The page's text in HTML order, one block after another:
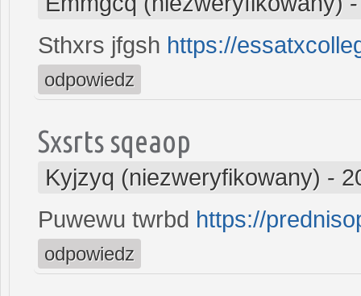
Sthxrs jfgsh https://
odpowiedz
Sxsrts sqeaop
Kyjzyq (niezweryfikowany) -
Puwewu twrbd https://
odpowiedz